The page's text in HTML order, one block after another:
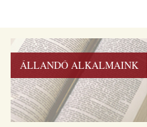
ÁLLANDÓ ALKALMAINK